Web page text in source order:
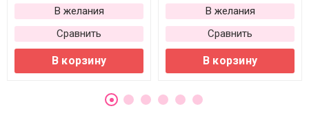
В желания
Сравнить
В корзину
В желания
Сравнить
В корзину